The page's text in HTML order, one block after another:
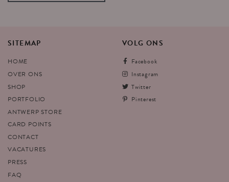
SITEMAP
HOME
OVER ONS
SHOP
PORTFOLIO
ANTWERP STORE
CARD POINTS
CONTACT
VACATURES
PRESS
FAQ
VOLG ONS
Facebook
Instagram
Twitter
Pinterest